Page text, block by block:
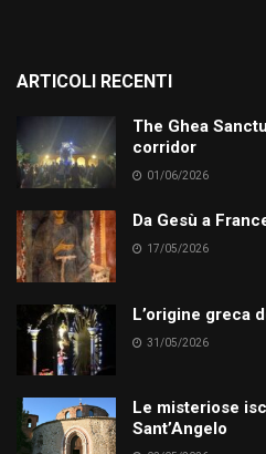
ARTICOLI RECENTI
The Ghea
corridor
01/06/2026
Da Gesù a
17/05/2026
L’origine greca
31/05/2026
Le misteriose
Sant’Angelo